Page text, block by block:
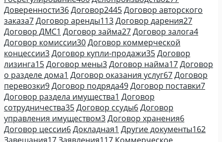
Доверенности36Договор2445Договор авторского
заказа7Договор аренды113Договор дарения27
Договор ДМС1 Договор займа27Договор залога4
Договор комиссии30Договор коммерческой
концессии3Договор купли-продажи35Договор
лизинга15Договор мены3Договор найма17Договор
о разделе дома1 Договор оказания услуг67Договор
перевозки9Договор подряда49Договор поставки7
Договор раздела имущества1 Договор
сотрудничества35Договор ссуды6Договор
управления имуществом3Договор хранения6
Договор цессии6Докладная1 Другие документы162